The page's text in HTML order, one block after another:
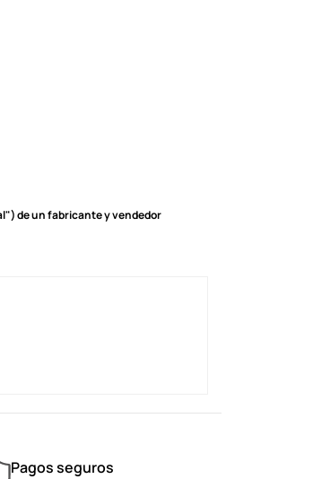
de un fabricante y vendedor
Pagos seguros